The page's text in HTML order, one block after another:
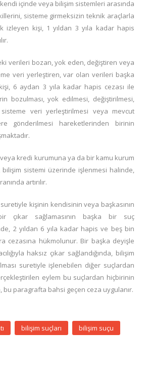
içinde veya bilişim sistemleri arasında
sisteme girmeksizin teknik araçlarla
izleyen kişi, 1 yıldan 3 yıla kadar hapis
verileri bozan, yok eden, değiştiren veya
veri yerleştiren, var olan verileri başka
6 aydan 3 yıla kadar hapis cezası ile
bozulması, yok edilmesi, değiştirilmesi,
sisteme veri yerleştirilmesi veya mevcut
gönderilmesi hareketlerinden birinin
kredi kurumuna ya da bir kamu kurum
sistemi üzerinde işlenmesi halinde,
artırılır.
kişinin kendisinin veya başkasının
çıkar sağlamasının başka bir suç
2 yıldan 6 yıla kadar hapis ve beş bin
cezasına hükmolunur. Bir başka deyişle
haksız çıkar sağlandığında, bilişim
suretiyle işlenebilen diğer suçlardan
eylem bu suçlardan hiçbirinin
bu paragrafta bahsi geçen ceza uygulanır.
bilişim suçları bilişim suçu